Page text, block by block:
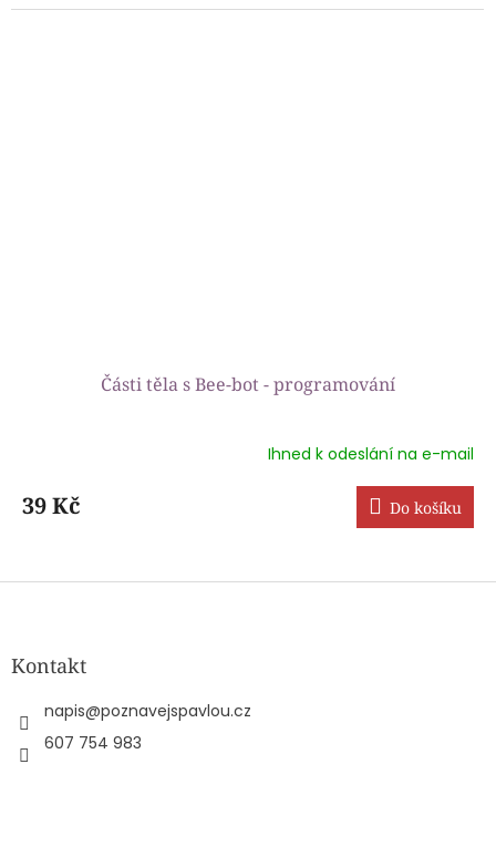
4,7
Části těla s Bee-bot - programování
produktu
je
5
Ihned k odeslání na e-mail
39 Kč Do košíku
Z
Kontakt
napis@poznavejspavlou.cz
607 754 983